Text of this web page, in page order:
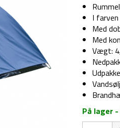
I farven
Med
Med
Vægt:
På lager